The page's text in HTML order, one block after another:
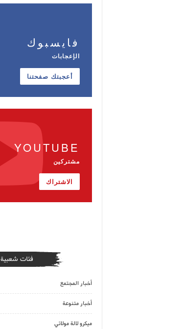
فايسبوك
الإعجابات
أعجبتك صفحتنا
YOUTUBE
مشتركين
الاشتراك
فئات شعبية
أخبار المجتمع
أخبار متنوعة
ميكرو لالة مولاتي